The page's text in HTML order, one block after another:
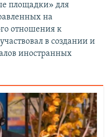
площадки» для
на
отношения к
в создании и
иностранных